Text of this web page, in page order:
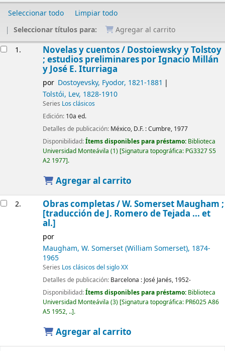
Seleccionar todo
Limpiar todo
Seleccionar títulos para:
Agregar al carrito
1. Novelas y cuentos / Dostoiewsky y Tolstoy
; estudios preliminares por Ignacio Millán
y José E. Iturriaga
por Dostoyevsky, Fyodor, 1821-1881
Tolstói, Lev, 1828-1910
Series Los clásicos
Edición: 10a ed.
Detalles de publicación: México, D.F. :Cumbre, 1977
Disponibilidad:Ítems disponibles para préstamo: Biblioteca
Universidad Monteávila (1) Signatura topográfica: PG3327 S5
A2 1977 .
Agregar al carrito
2. Obras completas /W. Somerset Maugham ;
[traducción de J. Romero de Tejada ... et
al.]
por
Maugham, W. Somerset (William Somerset), 1874-
1965
Series Los clásicos del siglo XX
Detalles de publicación: Barcelona : José Janés, 1952-
Disponibilidad:Ítems disponibles para préstamo: Biblioteca
Universidad Monteávila (3) Signatura topográfica: PR6025 A86
A5 1952, .. .
Agregar al carrito